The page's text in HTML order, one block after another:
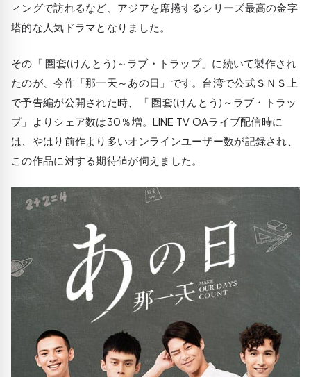
ィングで訪れるなど、アジアを席捲するシリーズ最高の金字
塔的な人気ドラマとなりました。
その「 圏套(けんとう)～ラブ・トラップ」に続いて製作され
たのが、今作「那一天～あの日」です。台湾で公式ＳＮＳ上
で予告編が公開された時、「 圏套(けんとう)～ラブ・トラッ
プ」よりシェア数は30％増。LINE TV OAライブ配信時に
は、やはり前作より多いオンラインユーザー数が記録され、
この作品に対する期待値が伺えました。